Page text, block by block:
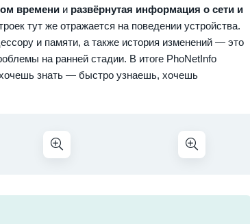
времени и развёрнутая информация о сети и
тут же отражается на поведении устройства.
и памяти, а также история изменений — это
на ранней стадии. В итоге PhoNetInfo
знать — быстро узнаешь, хочешь